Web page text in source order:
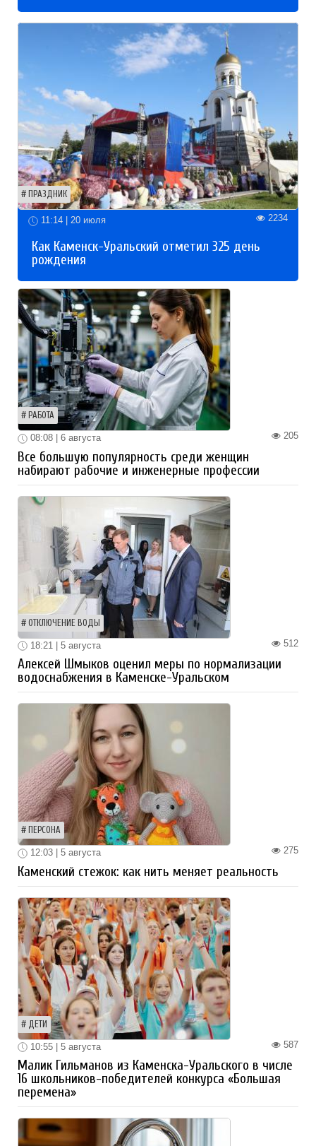
ПРАЗДНИК
11:14 | 20 июля 2234
Как Каменск-Уральский отметил 325 день
рождения
РАБОТА
205
08:08 | 6 августа
Все большую популярность среди женщин
набирают рабочие и инженерные профессии
ОТКЛЮЧЕНИЕ ВОДЫ
512
18:21 | 5 августа
Алексей Шмыков оценил меры по нормализации
водоснабжения в Каменске-Уральском
ПЕРСОНА
275
12:03 | 5 августа
Каменский стежок: как нить меняет реальность
ДЕТИ
587
10:55 | 5 августа
Малик Гильманов из Каменска-Уральского в числе
16 школьников-победителей конкурса «Большая
перемена»